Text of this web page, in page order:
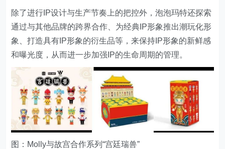
除了进行IP设计与生产节奏上的把控外，泡泡玛特还探索
通过与其他品牌的跨界合作、为经典IP形象推出潮玩化形
象、打造具有IP形象的衍生品等，来保持IP形象的新鲜感
和曝光度，从而进一步加强IP的生命周期的管理。
图：Molly与故宫合作系列“宫廷瑞兽”